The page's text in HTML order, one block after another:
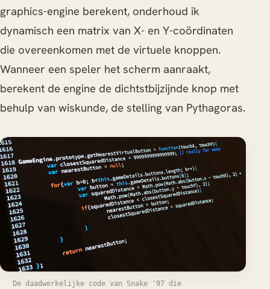
graphics-engine berekent, onderhoud ik
dynamisch een matrix van X- en Y-coördinaten
die overeenkomen met de virtuele knoppen.
Wanneer een speler het scherm aanraakt,
berekent de engine de dichtstbijzijnde knop met
behulp van wiskunde, de stelling van Pythagoras.
De daadwerkelijke code van Snake '97 die